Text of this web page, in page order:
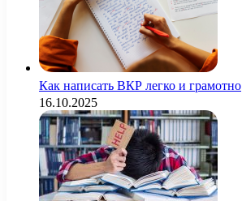
Как написать ВКР легко и грамотно
16.10.2025